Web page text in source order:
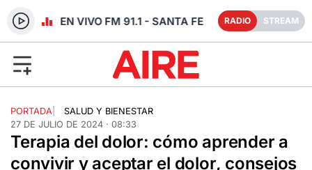
RADIO EN VIVO FM 91.1 - SANTA FE RADIO STREAM
PORTADA
SALUD Y BIENESTAR
27 DE JULIO DE 2024 · 08:33
Terapia del dolor: cómo aprender a
convivir y aceptar el dolor, consejos